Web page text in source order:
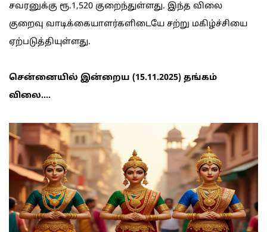
சவரனுக்கு ரூ.1,520 குறைந்துள்ளது. இந்த விலை
குறைவு வாடிக்கையாளர்களிடையே சற்று மகிழ்ச்சியை
ஏற்படுத்தியுள்ளது.
சென்னையில் இன்றைய (15.11.2025) தங்கம்
விலை....